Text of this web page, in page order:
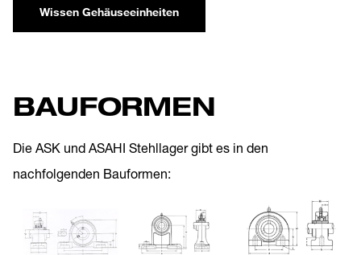
Wissen Gehäuseeinheiten
BAUFORMEN
Die ASK und ASAHI Stehllager gibt es in den
nachfolgenden Bauformen: